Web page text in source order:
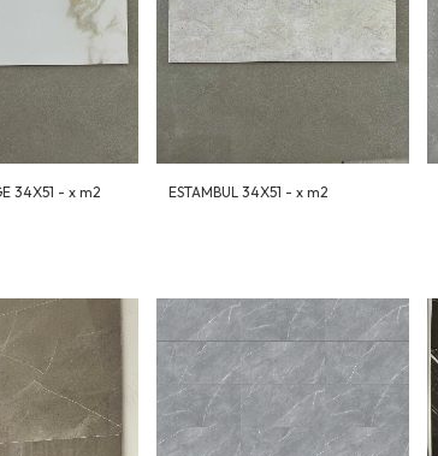
34X51 - x m2 ESTAMBUL 34X51 - x m2